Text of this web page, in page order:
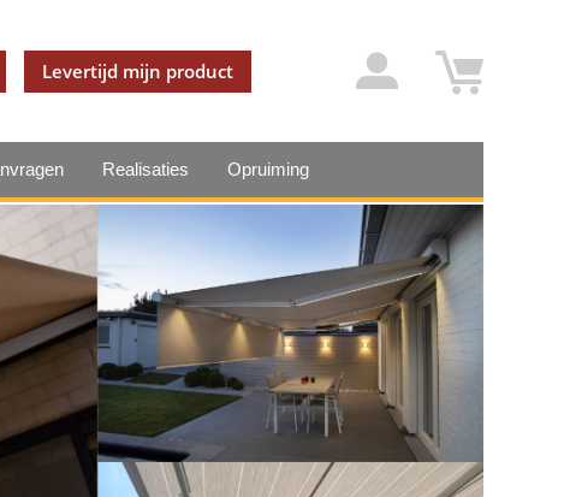
Levertijd mijn product
Realisaties Opruiming